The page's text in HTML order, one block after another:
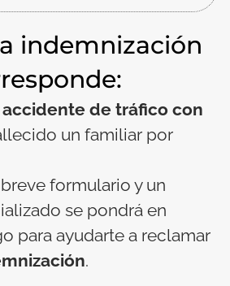
indemnización
accidente de tráfico con
un familiar por
formulario y un
se pondrá en
para ayudarte a reclamar
.